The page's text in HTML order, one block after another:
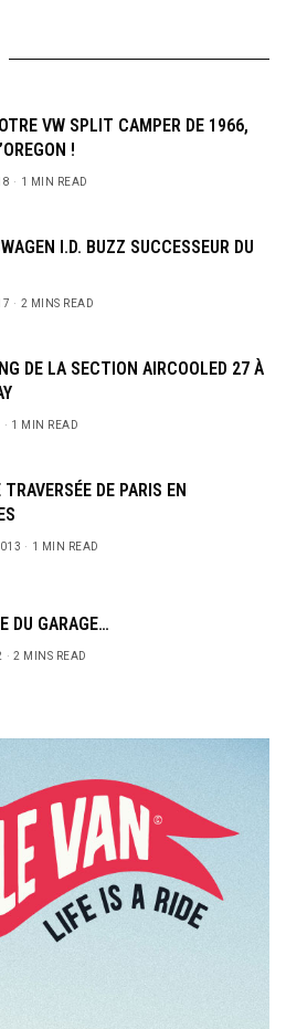
VW SPLIT CAMPER DE 1966,
!
1 MIN READ
I.D. BUZZ SUCCESSEUR DU
2 MINS READ
DE LA SECTION AIRCOOLED 27 À
1 MIN READ
DE PARIS EN
1 MIN READ
DU GARAGE…
2 MINS READ